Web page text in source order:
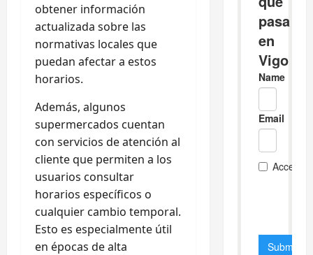
obtener información
actualizada sobre las
normativas locales que
puedan afectar a estos
horarios.
Además, algunos
supermercados cuentan
con servicios de atención al
cliente que permiten a los
usuarios consultar
horarios específicos o
cualquier cambio temporal.
Esto es especialmente útil
en épocas de alta